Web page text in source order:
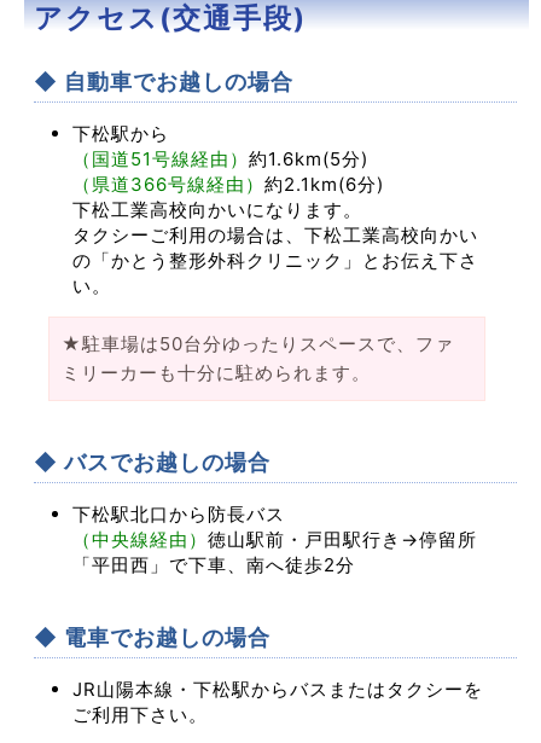
アクセス(交通手段)
◆ 自動車でお越しの場合
下松駅から
（国道51号線経由） 約1.6km(5分)
（県道366号線経由） 約2.1km(6分)
下松工業高校向かいになります。
タクシーご利用の場合は、下松工業高校向かい
の「かとう整形外科クリニック」とお伝え下さ
い。
★駐車場は50台分ゆったりスペースで、ファ
ミリーカーも十分に駐められます。
◆ バスでお越しの場合
下松駅北口から防長バス
（中央線経由） 徳山駅前・戸田駅行き→停留所
「平田西」で下車、南へ徒歩2分
◆ 電車でお越しの場合
JR山陽本線・下松駅からバスまたはタクシーを
ご利用下さい。